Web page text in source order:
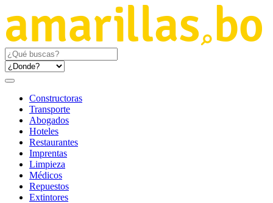
Constructoras
Transporte
Abogados
Hoteles
Restaurantes
Imprentas
Limpieza
Médicos
Repuestos
Extintores